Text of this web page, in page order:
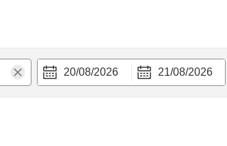
20/08/2026 21/08/2026